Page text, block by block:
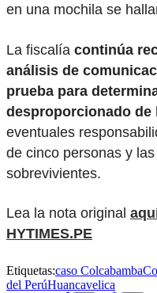
en una mochila se
La fiscalía continúa
análisis de
prueba para
desproporcionado de
eventuales
de cinco personas y
sobrevivientes.
Lea la nota original
HYTIMES.PE
Etiquetas:caso Colcabamba
del PerúHuancavelica